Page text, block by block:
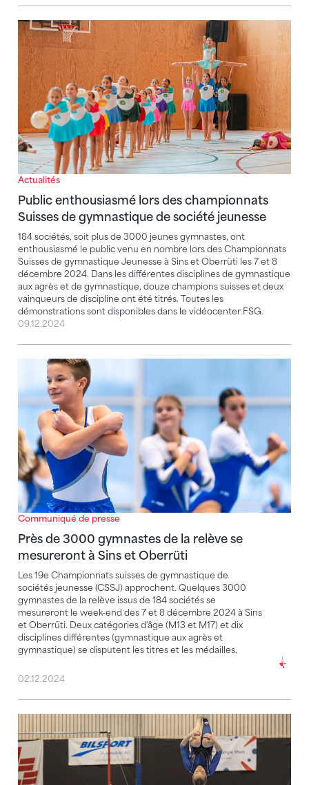
Actualités
Public enthousiasmé lors des championnats
Suisses de gymnastique de société jeunesse
184 sociétés, soit plus de 3000 jeunes gymnastes, ont
enthousiasmé le public venu en nombre lors des Championnats
Suisses de gymnastique Jeunesse à Sins et Oberrüti les 7 et 8
décembre 2024. Dans les différentes disciplines de gymnastique
aux agrès et de gymnastique, douze champions suisses et deux
vainqueurs de discipline ont été titrés. Toutes les
démonstrations sont disponibles dans le vidéocenter FSG.
Public enthousiasmé lors des championnats
09.12.2024
Communiqué de presse
Près de 3000 gymnastes de la relève se
mesureront à Sins et Oberrüti
Les 19e Championnats suisses de gymnastique de
sociétés jeunesse (CSSJ) approchent. Quelques 3000
gymnastes de la relève issus de 184 sociétés se
mesureront le week-end des 7 et 8 décembre 2024 à Sins
et Oberrüti. Deux catégories d'âge (M13 et M17) et dix
disciplines différentes (gymnastique aux agrès et
gymnastique) se disputent les titres et les médailles.
Près de 3000 gymnastes de la relève se
02.12.2024
Tous les titres en gymnastique aux agrès ont été